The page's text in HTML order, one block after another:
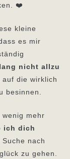
❤️
kleine
es mir
nicht allzu
auf die wirklich
besinnen.
mehr
ich dich
Suche nach
zu gehen.